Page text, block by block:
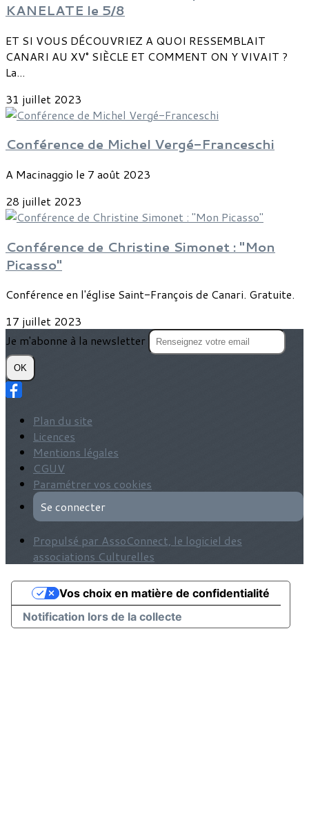
KANELATE le 5/8
ET SI VOUS DÉCOUVRIEZ A QUOI RESSEMBLAIT
CANARI AU XV° SIÈCLE ET COMMENT ON Y VIVAIT ?
La...
31 juillet 2023
Conférence de Michel Vergé-Franceschi
A Macinaggio le 7 août 2023
28 juillet 2023
Conférence de Christine Simonet : "Mon
Picasso"
Conférence en l'église Saint-François de Canari. Gratuite.
17 juillet 2023
Je m'abonne à la newsletter
OK
Plan du site
Licences
Mentions légales
CGUV
Paramétrer vos cookies
Se connecter
Propulsé par AssoConnect, le logiciel des
associations Culturelles
Notification lors de la collecte
Vos choix en matière de confidentialité